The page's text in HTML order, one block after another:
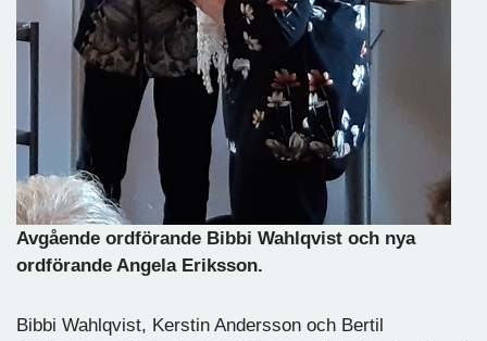
Avgående ordförande Bibbi Wahlqvist och nya
ordförande Angela Eriksson.
Bibbi Wahlqvist, Kerstin Andersson och Bertil